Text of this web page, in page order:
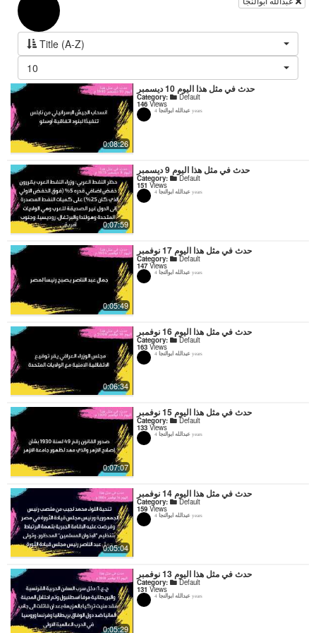
Title (A-Z)
10
0:08:26
حدث في مثل هذا اليوم 10 ديسمبر
Category: Default
146 Views
عبدالله ابوالنجا 4 years
0:07:59
حدث في مثل هذا اليوم 9 ديسمبر
Category: Default
151 Views
عبدالله ابوالنجا 4 years
0:05:49
حدث في مثل هذا اليوم 17 نوفمبر
Category: Default
147Views
عبدالله ابوالنجا 4 years
0:06:34
حدث في مثل هذا اليوم 16 نوفمبر
Category: Default
163 Views
عبدالله ابوالنجا 4 years
0:07:07
حدث في مثل هذا اليوم 15 نوفمبر
Category: Default
133 Views
عبدالله ابوالنجا 4 years
0:05:04
حدث في مثل هذا اليوم 14 نوفمبر
Category: Default
159 Views
عبدالله ابوالنجا 4 years
0:05:29
حدث في مثل هذا اليوم 13 نوفمبر
Category: Default
131 Views
عبدالله ابوالنجا 4 years